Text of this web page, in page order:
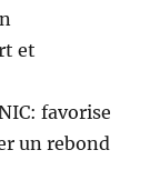
et
favorise
un rebond